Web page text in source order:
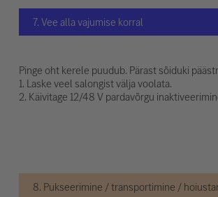
7. Vee alla vajumise korral
Pinge oht kerele puudub. Pärast sõiduki
1. Laske veel salongist välja voolata.
2. Käivitage 12/48 V pardavõrgu
8. Pukseerimine / transportimine /